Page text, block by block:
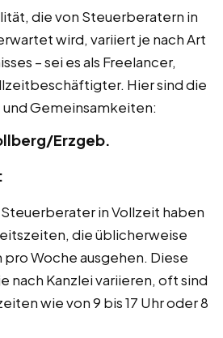
die von Steuerberatern in
wird, variiert je nach Art
– sei es als Freelancer,
Hier sind die
Gemeinsamkeiten:
Erzgeb.
Steuerberater in Vollzeit haben
die üblicherweise
Woche ausgehen. Diese
nach Kanzlei variieren, oft sind
wie von 9 bis 17 Uhr oder 8